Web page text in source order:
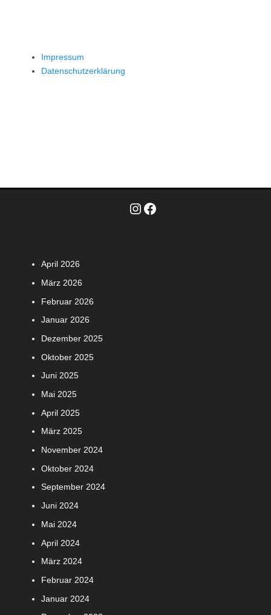
Impressum
Datenschutzerklärung
Instagram
Facebook
April 2026
März 2026
Februar 2026
Januar 2026
Dezember 2025
Oktober 2025
Juni 2025
Mai 2025
April 2025
März 2025
November 2024
Oktober 2024
September 2024
Juni 2024
Mai 2024
April 2024
März 2024
Februar 2024
Januar 2024